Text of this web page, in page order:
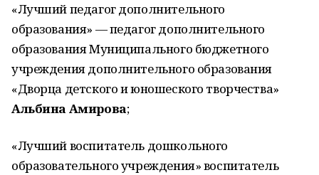
«Лучший педагог дополнительного
образования» — педагог дополнительного
образования Муниципального бюджетного
учреждения дополнительного образования
«Дворца детского и юношеского творчества»
Альбина Амирова;
«Лучший воспитатель дошкольного
образовательного учреждения»воспитатель